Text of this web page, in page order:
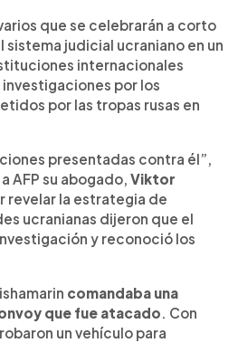
que se celebrarán a corto
sistema judicial ucraniano en un
internacionales
por los
por las tropas rusas en
presentadas contra él”,
AFP su abogado, Viktor
revelar la estrategia de
ucranianas dijeron que el
y reconoció los
comandaba una
que fue atacado. Con
un vehículo para